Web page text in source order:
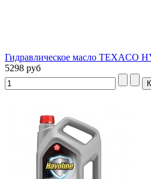
Гидравлическое масло TEXACO
5298 руб